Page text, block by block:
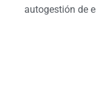
autogestión de